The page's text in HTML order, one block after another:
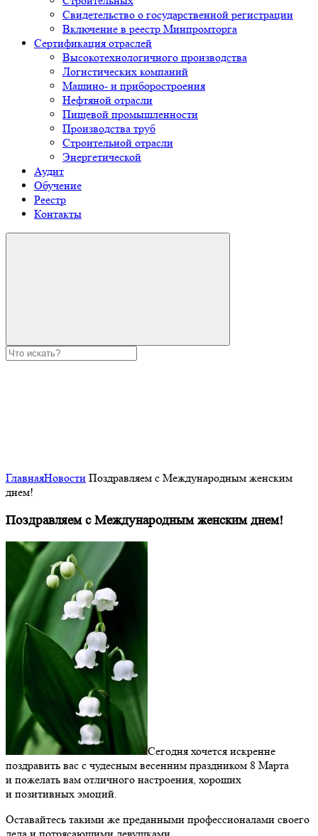
Свидетельство о государственной регистрации
Включение в реестр Минпромторга
Сертификация отраслей
Высокотехнологичного производства
Логистических компаний
Машино- и приборостроения
Нефтяной отрасли
Пищевой промышленности
Производства труб
Строительной отрасли
Энергетической
Аудит
Обучение
Реестр
Контакты
ГлавнаяНовости Поздравляем с Международным женским
днем!
Поздравляем с Международным женским днем!
Сегодня хочется искренне
поздравить вас с чудесным весенним праздником 8 Марта
и пожелать вам отличного настроения, хороших
и позитивных эмоций.
Оставайтесь такими же преданными профессионалами своего